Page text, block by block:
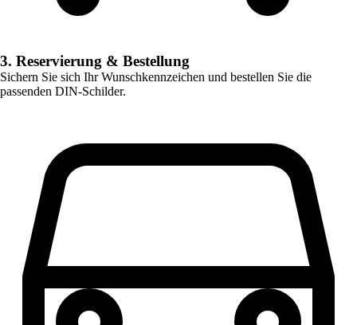
3. Reservierung & Bestellung
Sichern Sie sich Ihr Wunschkennzeichen und bestellen Sie die
passenden DIN-Schilder.